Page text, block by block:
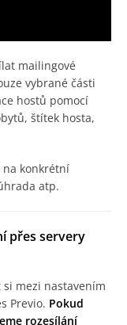
mailingové
vybrané části
hostů pomocí
štítek hosta,
na konkrétní
atp.
přes servery
mezi nastavením
Previo. Pokud
rozesílání